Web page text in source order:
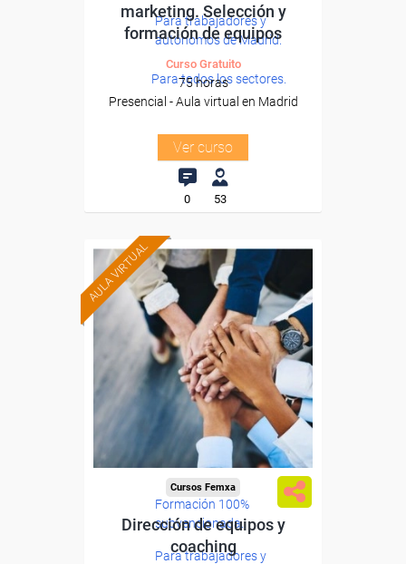
Para trabajadores y
autónomos de Madrid.
Para todos los sectores.
marketing. Selección y
formación de equipos
Curso Gratuito
75 horas
Presencial - Aula virtual en Madrid
Ver curso
0 53
AULA VIRTUAL
Formación 100%
subvencionada.
Para trabajadores y
Cursos Femxa
Dirección de equipos y
coaching